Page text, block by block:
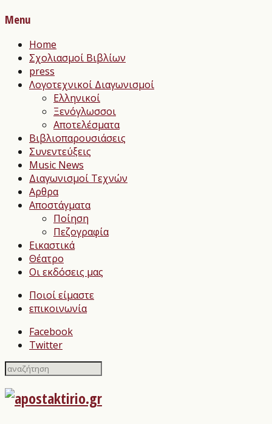
Menu
Home
Σχολιασμοί Βιβλίων
press
Λογοτεχνικοί Διαγωνισμοί
Ελληνικοί
Ξενόγλωσσοι
Αποτελέσματα
Βιβλιοπαρουσιάσεις
Συνεντεύξεις
Music News
Διαγωνισμοί Τεχνών
Αρθρα
Αποστάγματα
Ποίηση
Πεζογραφία
Εικαστικά
Θέατρο
Οι εκδόσεις μας
Ποιοί είμαστε
επικοινωνία
Facebook
Twitter